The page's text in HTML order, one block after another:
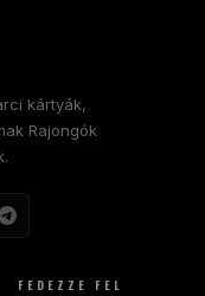
kártyák,
Rajongók
FEDEZZE FEL